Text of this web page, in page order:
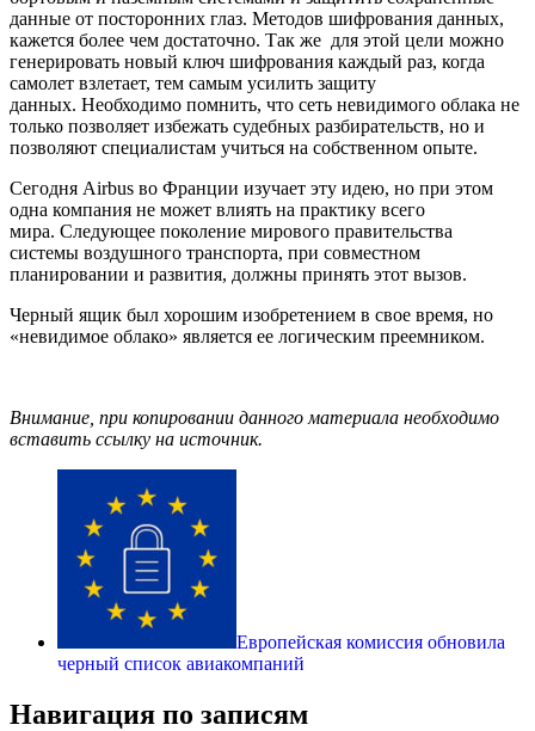
данные от посторонних глаз. Методов шифрования данных,
кажется более чем достаточно. Так же для этой цели можно
генерировать новый ключ шифрования каждый раз, когда
самолет взлетает, тем самым усилить защиту
данных. Необходимо помнить, что сеть невидимого облака не
только позволяет избежать судебных разбирательств, но и
позволяют специалистам учиться на собственном опыте.
Сегодня Airbus во Франции изучает эту идею, но при этом
одна компания не может влиять на практику всего
мира. Следующее поколение мирового правительства
системы воздушного транспорта, при совместном
планировании и развития, должны принять этот вызов.
Черный ящик был хорошим изобретением в свое время, но
«невидимое облако» является ее логическим преемником.
Внимание, при копировании данного материала необходимо
вставить ссылку на источник.
Европейская комиссия обновила
черный список авиакомпаний
Навигация по записям